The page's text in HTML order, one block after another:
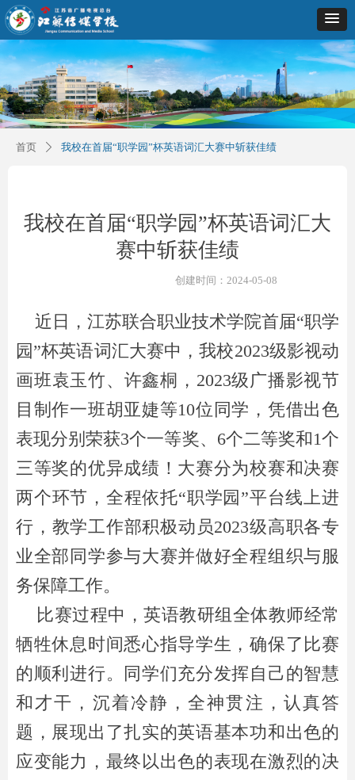
我校在首届“职学园”杯英语词汇大
赛中斩获佳绩
近日，江苏联合职业技术学院首届“职学
园”杯英语词汇大赛中，我校2023级影视动
画班袁玉竹、许鑫桐，2023级广播影视节
目制作一班胡亚婕等10位同学，凭借出色
表现分别荣获3个一等奖、6个二等奖和1个
三等奖的优异成绩！大赛分为校赛和决赛
两个环节，全程依托“职学园”平台线上进
行，教学工作部积极动员2023级高职各专
业全部同学参与大赛并做好全程组织与服
务保障工作。
比赛过程中，英语教研组全体教师经常
牺牲休息时间悉心指导学生，确保了比赛
的顺利进行。同学们充分发挥自己的智慧
和才干，沉着冷静，全神贯注，认真答
题，展现出了扎实的英语基本功和出色的
应变能力，最终以出色的表现在激烈的决
创建时间： 2024-05-08
首页 ꄲ 我校在首届“职学园”杯英语词汇大赛中斩获佳绩